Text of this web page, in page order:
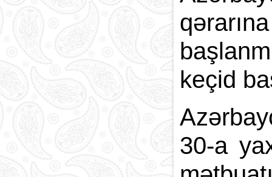
keçid
30-a